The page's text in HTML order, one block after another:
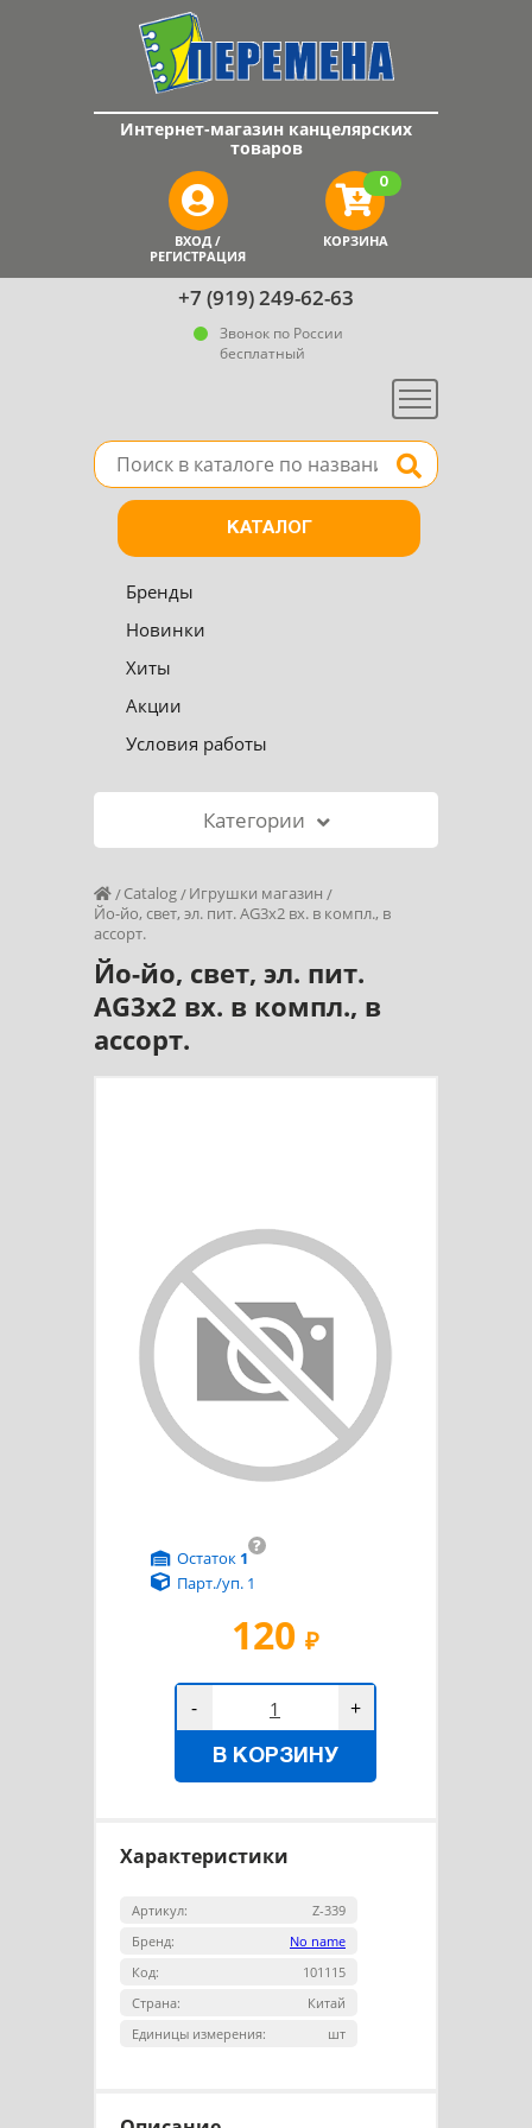
+7 (919) 249-62-63
Звонок по России
бесплатный
Меню
Интернет-магазин канцелярских
товаров
ВХОД /
РЕГИСТРАЦИЯ
КОРЗИНА
0
Поле для поиска товара в каталоге Найти
КАТАЛОГ
Бренды
Новинки
Хиты
Акции
Условия работы
Категории
Catalog
Игрушки магазин
Йо-йо, свет, эл. пит. AG3х2 вх. в компл., в
ассорт.
Йо-йо, свет, эл. пит.
AG3х2 вх. в компл., в
ассорт.
120 ₽
?
Остаток 1
Парт./уп. 1
- +
В КОРЗИНУ
Характеристики
Артикул:
Z-339
Бренд:
No name
Код:
101115
Страна:
Китай
Единицы измерения:
шт